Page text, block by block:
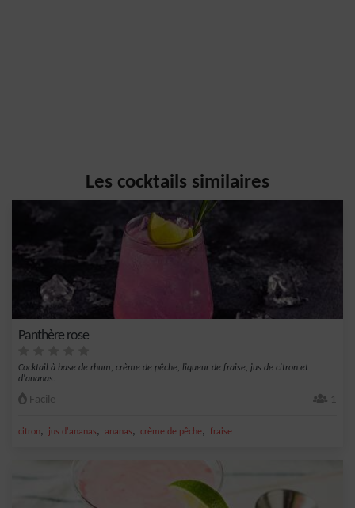
Les cocktails similaires
Panthère rose
Cocktail à base de rhum, crème de pêche, liqueur de fraise, jus de citron et
d'ananas.
Facile 1
citron, jus d'ananas, ananas, crème de pêche, fraise